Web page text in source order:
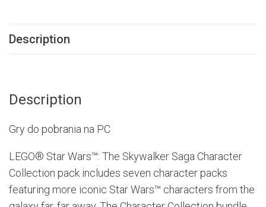
Description
Description
Gry do pobrania na PC
LEGO® Star Wars™: The Skywalker Saga Character
Collection pack includes seven character packs
featuring more iconic Star Wars™ characters from the